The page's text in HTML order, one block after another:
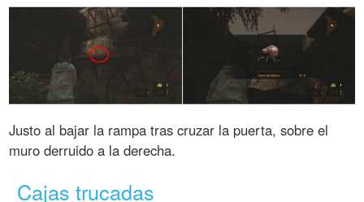
Justo al bajar la rampa tras cruzar la puerta, sobre el
muro derruido a la derecha.
Cajas trucadas